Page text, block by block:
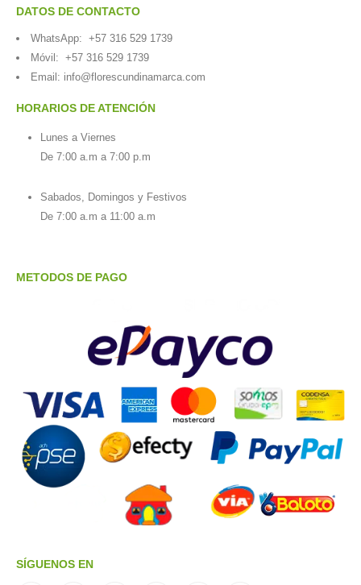
DATOS DE CONTACTO
WhatsApp: +57 316 529 1739
Móvil: +57 316 529 1739
Email: info@florescundinamarca.com
HORARIOS DE ATENCIÓN
Lunes a Viernes
De 7:00 a.m a 7:00 p.m
Sabados, Domingos y Festivos
De 7:00 a.m a 11:00 a.m
METODOS DE PAGO
SÍGUENOS EN